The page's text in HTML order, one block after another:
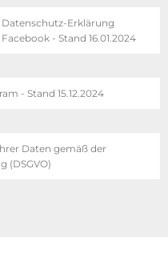
Datenschutz-Erklärung
Facebook - Stand 16.01.2024
- Stand 15.12.2024
Daten gemäß der
(DSGVO)